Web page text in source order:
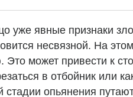
уже явные признаки
несвязной. На
может привести к
в отбойник или
стадии опьянения